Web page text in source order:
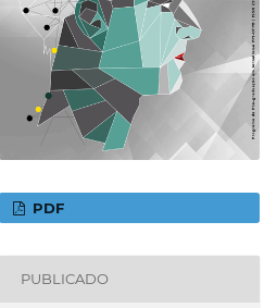
PDF
PUBLICADO